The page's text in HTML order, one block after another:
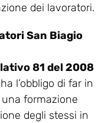
dei lavoratori.
San Biagio
81 del 2008
l’obbligo di far in
formazione
degli stessi in